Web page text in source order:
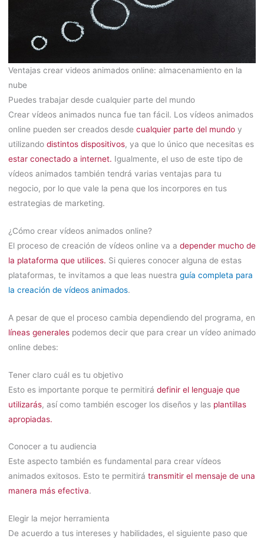
Ventajas crear videos animados online: almacenamiento en la
nube
Puedes trabajar desde cualquier parte del mundo
Crear vídeos animados nunca fue tan fácil. Los vídeos animados
online pueden ser creados desde cualquier parte del mundo y
utilizando distintos dispositivos, ya que lo único que necesitas es
estar conectado a internet. Igualmente, el uso de este tipo de
vídeos animados también tendrá varias ventajas para tu
negocio, por lo que vale la pena que los incorpores en tus
estrategias de marketing.
¿Cómo crear vídeos animados online?
El proceso de creación de vídeos online va a depender mucho de
la plataforma que utilices. Si quieres conocer alguna de estas
plataformas, te invitamos a que leas nuestra guía completa para
la creación de vídeos animados.
A pesar de que el proceso cambia dependiendo del programa, en
líneas generales podemos decir que para crear un vídeo animado
online debes:
Tener claro cuál es tu objetivo
Esto es importante porque te permitirá definir el lenguaje que
utilizarás, así como también escoger los diseños y las plantillas
apropiadas.
Conocer a tu audiencia
Este aspecto también es fundamental para crear vídeos
animados exitosos. Esto te permitirá transmitir el mensaje de una
manera más efectiva.
Elegir la mejor herramienta
De acuerdo a tus intereses y habilidades, el siguiente paso que